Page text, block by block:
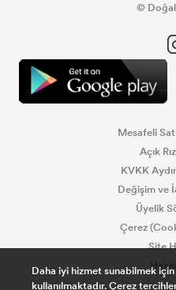
©
Mesafeli
Açık
KVKK
Değişim ve
Üyelik
Çerez
Site
Daha iyi hizmet sunabilmek
kullanılmaktadır. Çerez